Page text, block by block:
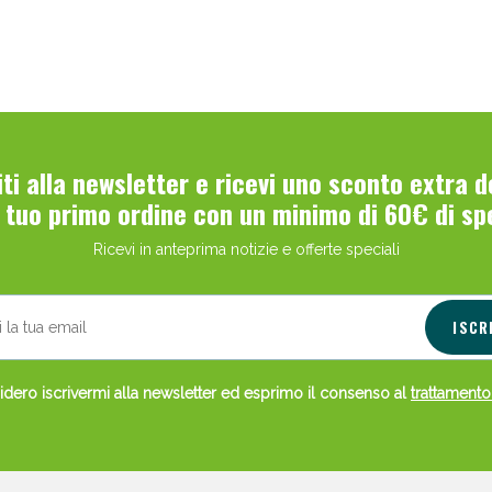
alla newsletter e ricevi uno sconto extra
primo ordine con un minimo di 60€ di
Ricevi in anteprima notizie e offerte speciali
iscrivermi alla newsletter ed esprimo il consenso al
Scopri le offerte di Oggi